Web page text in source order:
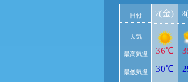
日付
天気
最高気温
最低気温
7(金)
36℃
30℃
8